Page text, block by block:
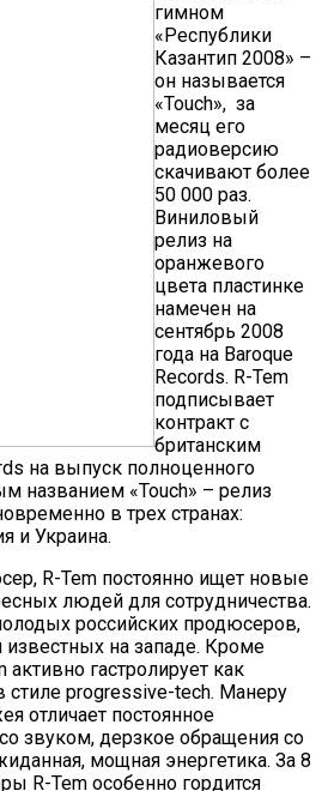
гимном
«Республики
Казантип 2008» –
он называется
«Touch», за
месяц его
радиоверсию
скачивают более
50 000 раз.
Виниловый
релиз на
оранжевого
цвета пластинке
намечен на
сентябрь 2008
года на Baroque
Records. R-Tem
подписывает
контракт с
британским
на выпуск полноценного
названием «Touch» – релиз
в трех странах:
и Украина.
R-Tem постоянно ищет новые
людей для сотрудничества.
российских продюсеров,
на западе. Кроме
активно гастролирует как
progressive-tech. Манеру
отличает постоянное
звуком, дерзкое обращения со
мощная энергетика. За 8
R-Tem особенно гордится